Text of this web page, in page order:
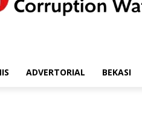
ADVERTORIAL BEKASI